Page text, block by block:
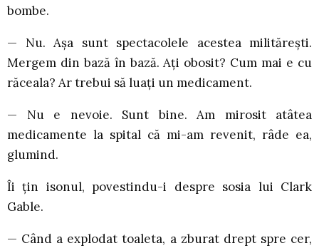
bombe.
— Nu. Așa sunt spectacolele acestea militărești.
Mergem din bază în bază. Ați obosit? Cum mai e cu
răceala? Ar trebui să luați un medicament.
— Nu e nevoie. Sunt bine. Am mirosit atâtea
medicamente la spital că mi-am revenit, râde ea,
glumind.
Îi țin isonul, povestindu-i despre sosia lui Clark
Gable.
— Când a explodat toaleta, a zburat drept spre cer,